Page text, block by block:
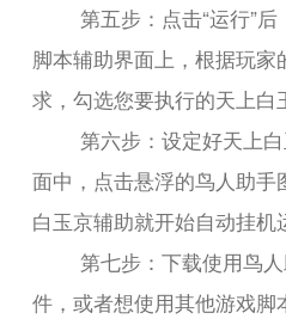
第五步：点击“运行”
脚本辅助界面上，根据玩家
求，勾选您要执行的天上白
第六步：设定好天上
面中，点击悬浮的鸟人助手
白玉京辅助就开始自动挂机
第七步：下载使用鸟
件，或者想使用其他游戏脚